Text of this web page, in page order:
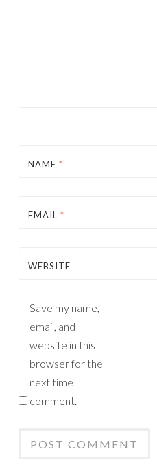
NAME *
EMAIL *
WEBSITE
Save my name,
email, and
website in this
browser for the
next time I
comment.